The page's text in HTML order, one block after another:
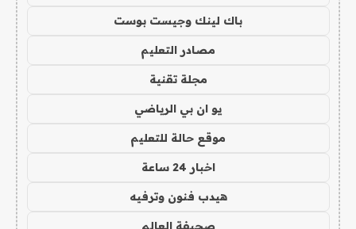
باك لينك وجيست بوست
مصادر التعليم
مجلة تقنية
يو ان بي الرياضي
موقع حالة للتعليم
اخبار 24 ساعة
هيدب فنون وترفيه
صحيفة العالم